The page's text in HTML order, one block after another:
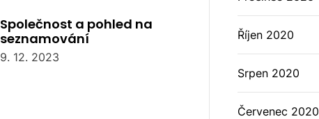
Společnost a pohled na
seznamování
9. 12. 2023
Říjen 2020
Srpen 2020
Červenec 2020